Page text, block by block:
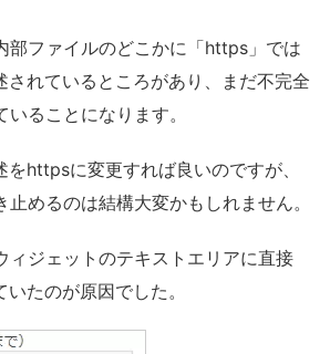
部ファイルのどこかに「https」では
れているところがあり、まだ不完全
ることになります。
httpsに変更すれば良いのですが、
めるのは結構大変かもしれません。
ィジェットのテキストエリアに直接
たのが原因でした。